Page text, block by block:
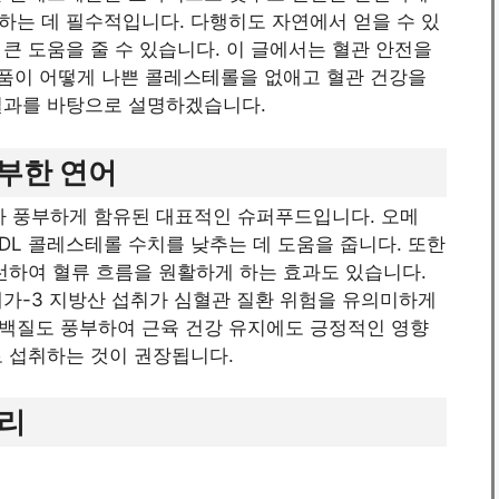
는 데 필수적입니다. 다행히도 자연에서 얻을 수 있
도움을 줄 수 있습니다. 이 글에서는 혈관 안전을
이 어떻게 나쁜 콜레스테롤을 없애고 혈관 건강을
를 바탕으로 설명하겠습니다.
한 연어
부하게 함유된 대표적인 슈퍼푸드입니다. 오메
콜레스테롤 수치를 낮추는 데 도움을 줍니다. 또한
여 혈류 흐름을 원활하게 하는 효과도 있습니다.
-3 지방산 섭취가 심혈관 질환 위험을 유의미하게
질도 풍부하여 근육 건강 유지에도 긍정적인 영향
취하는 것이 권장됩니다.